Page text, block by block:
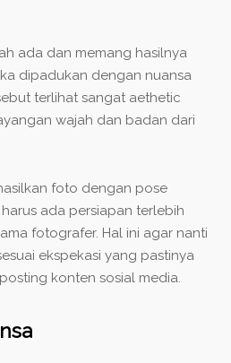
ada dan memang hasilnya
dipadukan dengan nuansa
terlihat sangat aethetic
wajah dan badan dari
foto dengan pose
ada persiapan terlebih
fotografer. Hal ini agar nanti
ekspekasi yang pastinya
konten sosial media.